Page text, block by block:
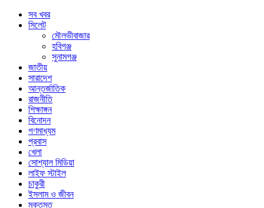
সব খবর
সিলেট
মৌলভীবাজার
হবিগঞ্জ
সুনামগঞ্জ
জাতীয়
সারাদেশ
আন্তর্জাতিক
রাজনীতি
শিক্ষাঙ্গন
বিনোদন
গণমাধ্যম
প্রবাস
খেলা
সোশ্যাল মিডিয়া
লাইফ স্টাইল
চাকুরী
ইসলাম ও জীবন
মুক্তমত